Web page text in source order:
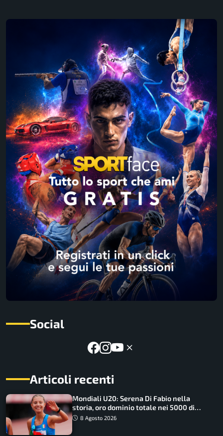
Social
Articoli recenti
Mondiali U20: Serena Di Fabio nella
storia, oro dominio totale nei 5000 di
marcia
8 Agosto 2026